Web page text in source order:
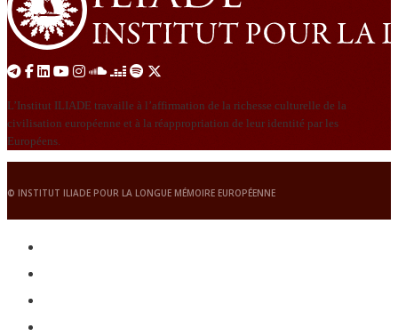
L’Institut ILIADE travaille à l’affirmation de la richesse culturelle de la
civilisation européenne et à la réappropriation de leur identité par les
Européens.
© INSTITUT ILIADE POUR LA LONGUE MÉMOIRE EUROPÉENNE